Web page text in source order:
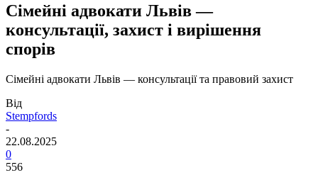
Сімейні адвокати Львів —
консультації, захист і вирішення
спорів
Сімейні адвокати Львів — консультації та правовий захист
Від
Stempfords
-
22.08.2025
0
556